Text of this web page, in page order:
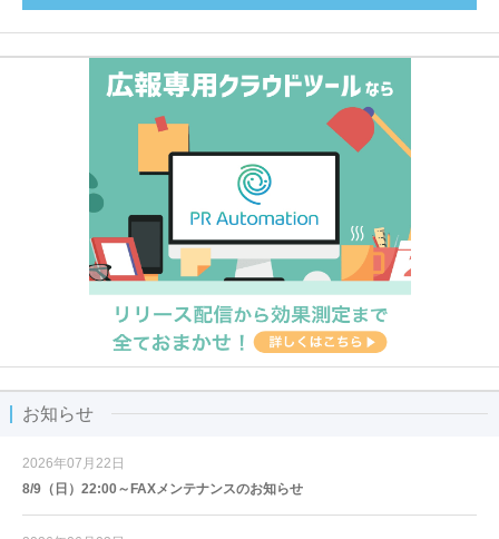
お知らせ
2026年07月22日
8/9（日）22:00～FAXメンテナンスのお知らせ